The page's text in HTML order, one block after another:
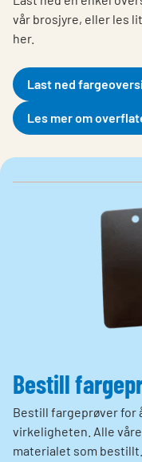
vår brosjyre, eller les
her.
Last ned
Les mer om
Bestill
Bestill fargeprøver for
virkeligheten. Alle
materialet som bestillt.